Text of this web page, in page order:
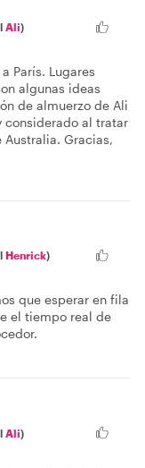
Ali)
París. Lugares
algunas ideas
de almuerzo de Ali
considerado al tratar
Gracias,
Henrick)
que esperar en fila
el tiempo real de
Ali)